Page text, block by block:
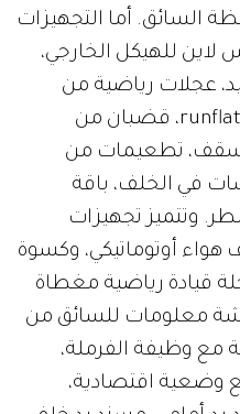
السائق. أما التجهيزات
للهيكل الخارجي،
عجلات رياضية من
قياس 18 بوصة مع إطارات runflat، قضبان من
تطعيمات من
في الخلف، باقة
وتتميز تجهيزات
أوتوماتيكي، وكسوة
قيادة رياضية مغطاة
معلومات للسائق من
مع وظيفة الفرملة،
وضعية اقتصادية،